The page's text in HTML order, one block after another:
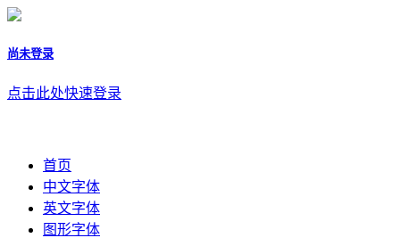
尚未登录
点击此处快速登录
首页
中文字体
英文字体
图形字体